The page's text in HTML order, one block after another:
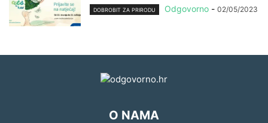
DOBROBIT ZA PRIRODU Odgovorno - 02/05/2023
O NAMA